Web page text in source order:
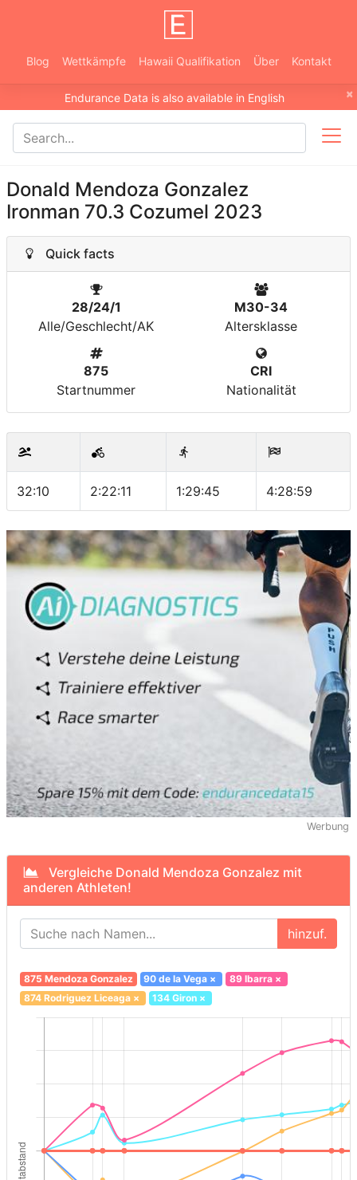
Blog Wettkämpfe Hawaii Qualifikation Über Kontakt
×
Endurance Data is also available in English
Donald Mendoza Gonzalez
Ironman 70.3 Cozumel 2023
Quick facts
28/24/1
Alle/Geschlecht/AK
M30-34
Altersklasse
875
Startnummer
CRI
Nationalität
32:10 2:22:11 1:29:45 4:28:59
Werbung
Vergleiche Donald Mendoza Gonzalez mit
anderen Athleten!
hinzuf.
875 Mendoza Gonzalez 90 de la Vega × 89 Ibarra×
874 Rodriguez Liceaga× 134 Giron ×